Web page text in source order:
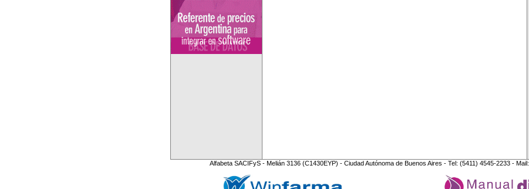
Alfabeta SACIFyS - Melián 3136 (C1430EYP) - Ciudad Autónoma de Buenos Aires - Tel: (5411) 4545-2233 - Mail: